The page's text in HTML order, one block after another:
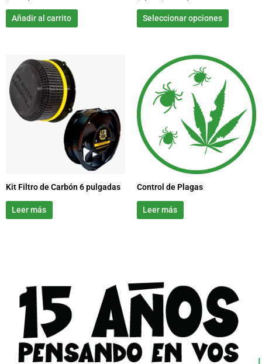
Añadir al carrito Seleccionar opciones
página
Kit Filtro de Carbón 6 pulgadas
Leer más
Control de Plagas
Leer más